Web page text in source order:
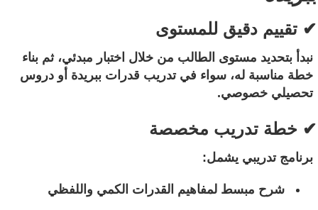
✔ تقييم دقيق للمستوى
نبدأ بتحديد مستوى الطالب من خلال اختبار مبدئي، ثم بناء
خطة مناسبة له، سواء في تدريب قدرات ببريدة أو دروس
تحصيلي خصوصي.
✔ خطة تدريب مخصصة
برنامج تدريبي يشمل:
شرح مبسط لمفاهيم القدرات الكمي واللفظي